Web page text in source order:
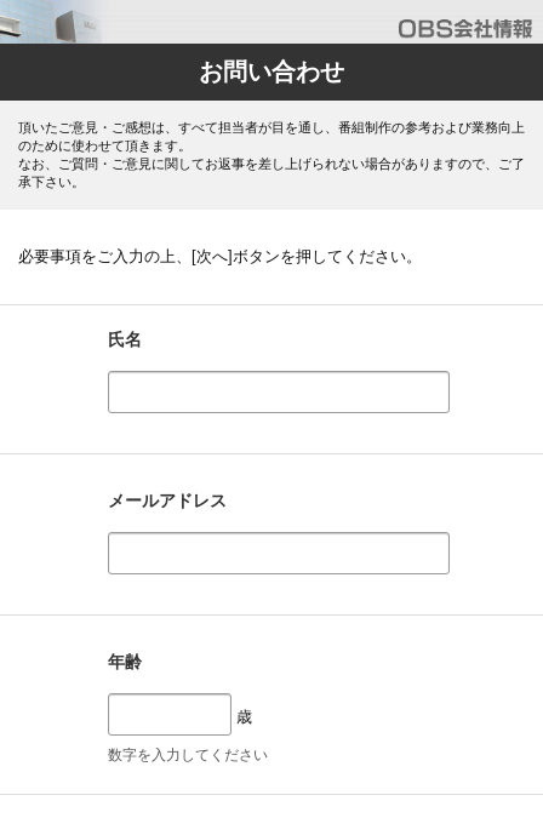
お問い合わせ
頂いたご意見・ご感想は、すべて担当者が目を通し、番組制作の参考および業務向上
のために使わせて頂きます。
なお、ご質問・ご意見に関してお返事を差し上げられない場合がありますので、ご了
承下さい。
必要事項をご入力の上、[次へ]ボタンを押してください。
氏名
メールアドレス
年齢
歳
数字を入力してください